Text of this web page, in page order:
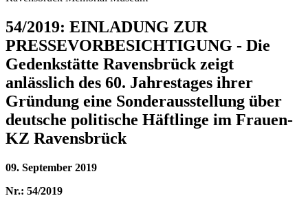
54/2019: EINLADUNG ZUR
PRESSEVORBESICHTIGUNG - Die
Gedenkstätte Ravensbrück zeigt
anlässlich des 60. Jahrestages ihrer
Gründung eine Sonderausstellung über
deutsche politische Häftlinge im Frauen-
KZ Ravensbrück
09. September 2019
Nr.: 54/2019